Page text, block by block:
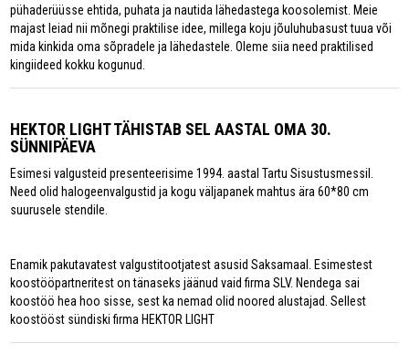
pühaderüüsse ehtida, puhata ja nautida lähedastega koosolemist. Meie
majast leiad nii mõnegi praktilise idee, millega koju jõuluhubasust tuua või
mida kinkida oma sõpradele ja lähedastele. Oleme siia need praktilised
kingiideed kokku kogunud.
HEKTOR LIGHT TÄHISTAB SEL AASTAL OMA 30.
SÜNNIPÄEVA
Esimesi valgusteid presenteerisime 1994. aastal Tartu Sisustusmessil.
Need olid halogeenvalgustid ja kogu väljapanek mahtus ära 60*80 cm
suurusele stendile.
Enamik pakutavatest valgustitootjatest asusid Saksamaal. Esimestest
koostööpartneritest on tänaseks jäänud vaid firma SLV. Nendega sai
koostöö hea hoo sisse, sest ka nemad olid noored alustajad. Sellest
koostööst sündiski firma HEKTOR LIGHT